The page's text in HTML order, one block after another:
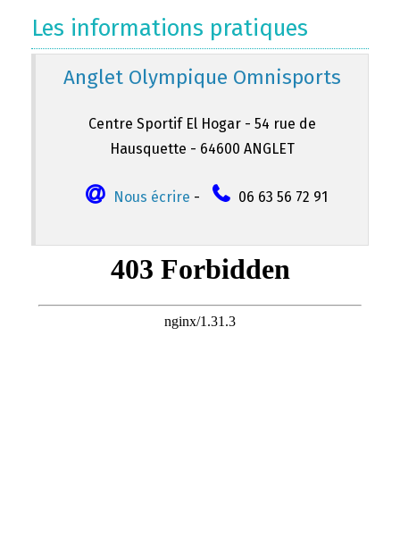
Les informations pratiques
Anglet Olympique Omnisports
Centre Sportif El Hogar - 54 rue de
Hausquette - 64600 ANGLET
Nous écrire - 06 63 56 72 91